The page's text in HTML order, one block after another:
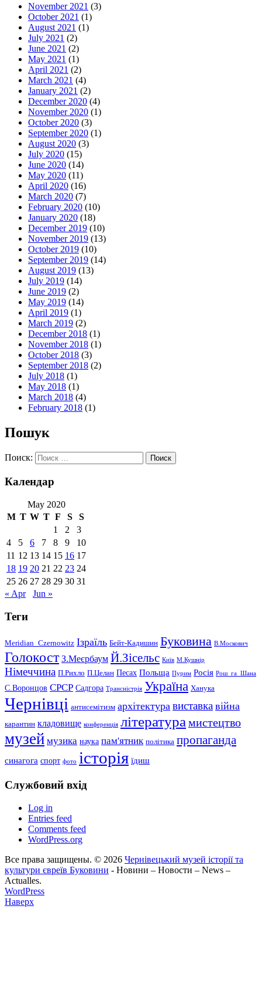
November 2021 (3)
October 2021 (1)
August 2021 (1)
July 2021 (2)
June 2021 (2)
May 2021 (1)
April 2021 (2)
March 2021 (4)
January 2021 (2)
December 2020 (4)
November 2020 (1)
October 2020 (3)
September 2020 (1)
August 2020 (3)
July 2020 (15)
June 2020 (14)
May 2020 (11)
April 2020 (16)
March 2020 (7)
February 2020 (10)
January 2020 (18)
December 2019 (10)
November 2019 (13)
October 2019 (10)
September 2019 (14)
August 2019 (13)
July 2019 (14)
June 2019 (2)
May 2019 (14)
April 2019 (1)
March 2019 (2)
December 2018 (1)
November 2018 (1)
October 2018 (3)
September 2018 (2)
July 2018 (1)
May 2018 (1)
March 2018 (4)
February 2018 (1)
Пошук
Поиск:
Календар
May 2020
M T W T F S
S
1
2
3
4
5 6 7 8 9
10
11 12 13 14 15 16 17
18 19 20 21 22 23 24
25 26 27 28 29 30 31
« Apr
Jun »
Теги
Meridian_Czernowitz Ізраїль Бейт-Кадишин Буковина В.Москович
Голокост З.Меєрбаум Й.Зісельс Київ М.Кушнір
Німеччина П.Рихло П.Целан Песах Польща Пурим Росія Рош_га_Шана
С.Воронцов СРСР Садгора Трансністрія Україна Ханука
Чернівці антисемітизм архітектура виставка війна
карантин кладовище конференція література мистецтво
музей музика наука пам'ятник політика пропаганда
синагога спорт фото історія їдиш
Службовий вхід
Log in
Entries feed
Comments feed
WordPress.org
Все права защищены. © 2026 Чернівецький музей історії та
культури євреїв Буковини - Новини – Новости – News –
Actualles.
WordPress
Наверх